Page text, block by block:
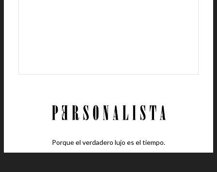
Porque el verdadero lujo es el tiempo.